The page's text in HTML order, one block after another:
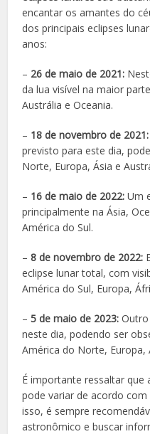
encantar os amantes do
dos principais eclipses
anos:
– 26 de maio de 2021:
da lua visível na maior
Austrália e Oceania.
– 18 de novembro de 2021:
previsto para este dia,
Norte, Europa, Ásia e
– 16 de maio de 2022: Um
principalmente na Ásia,
América do Sul.
– 8 de novembro de 2022:
eclipse lunar total, com
América do Sul, Europa,
–5 de maio de 2023:
neste dia, podendo ser
América do Norte, Europa,
É importante ressaltar que
pode variar de acordo
isso, é sempre
astronômico e buscar